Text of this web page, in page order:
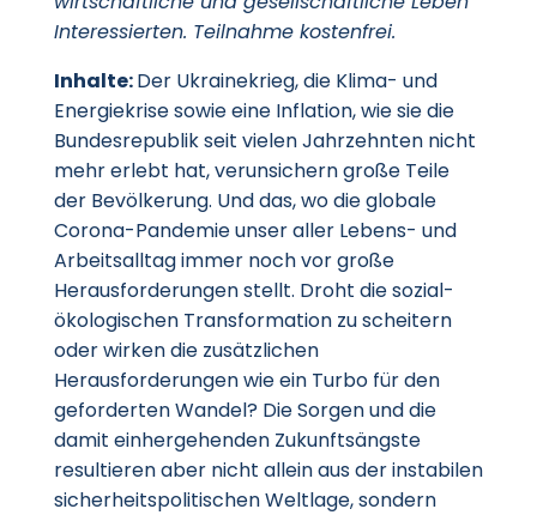
Interessierten. Teilnahme kostenfrei.
Inhalte:Der Ukrainekrieg, die Klima- und
Energiekrise sowie eine Inflation, wie sie die
Bundesrepublik seit vielen Jahrzehnten nicht
mehr erlebt hat, verunsichern große Teile
der Bevölkerung. Und das, wo die globale
Corona-Pandemie unser aller Lebens- und
Arbeitsalltag immer noch vor große
Herausforderungen stellt. Droht die sozial-
ökologischen Transformation zu scheitern
oder wirken die zusätzlichen
Herausforderungen wie ein Turbo für den
geforderten Wandel? Die Sorgen und die
damit einhergehenden Zukunftsängste
resultieren aber nicht allein aus der instabilen
sicherheitspolitischen Weltlage, sondern